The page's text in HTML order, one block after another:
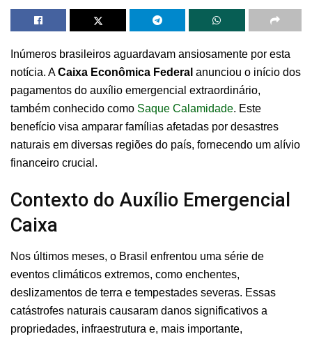
Inúmeros brasileiros aguardavam ansiosamente por esta
notícia. ACaixa Econômica Federal anunciou o início dos
pagamentos do auxílio emergencial extraordinário,
também conhecido como Saque Calamidade. Este
benefício visa amparar famílias afetadas por desastres
naturais em diversas regiões do país, fornecendo um alívio
financeiro crucial.
Contexto do Auxílio Emergencial
Caixa
Nos últimos meses, o Brasil enfrentou uma série de
eventos climáticos extremos, como enchentes,
deslizamentos de terra e tempestades severas. Essas
catástrofes naturais causaram danos significativos a
propriedades, infraestrutura e, mais importante,